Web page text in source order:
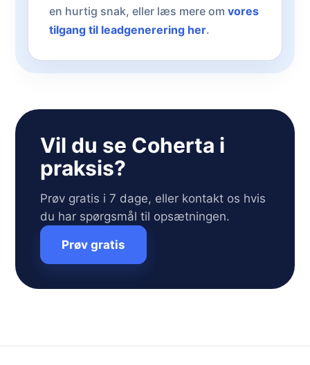
en hurtig snak, eller læs mere om vores
tilgang til leadgenerering her.
Vil du se Coherta i
praksis?
Prøv gratis i 7 dage, eller kontakt os hvis
du har spørgsmål til opsætningen.
Prøv gratis